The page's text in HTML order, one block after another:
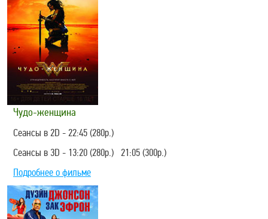
Чудо-женщина
Сеансы в 2D - 22:45 (280р.)
Сеансы в 3D - 13:20 (280р.) 21:05 (300р.)
Подробнее о фильме